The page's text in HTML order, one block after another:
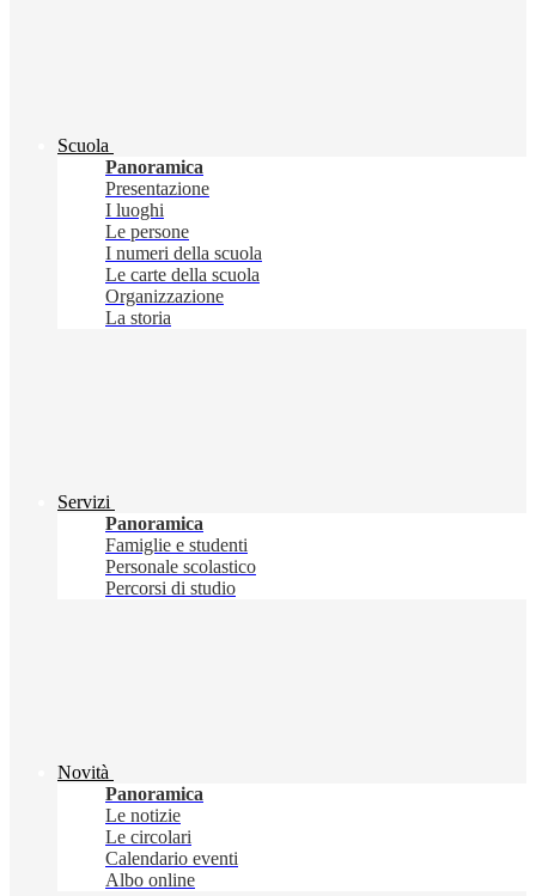
Scuola
Panoramica
Presentazione
I luoghi
Le persone
I numeri della scuola
Le carte della scuola
Organizzazione
La storia
Servizi
Panoramica
Famiglie e studenti
Personale scolastico
Percorsi di studio
Novità
Panoramica
Le notizie
Le circolari
Calendario eventi
Albo online